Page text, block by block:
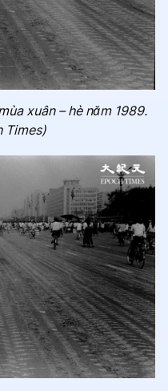
xuân – hè năm 1989.
Times)